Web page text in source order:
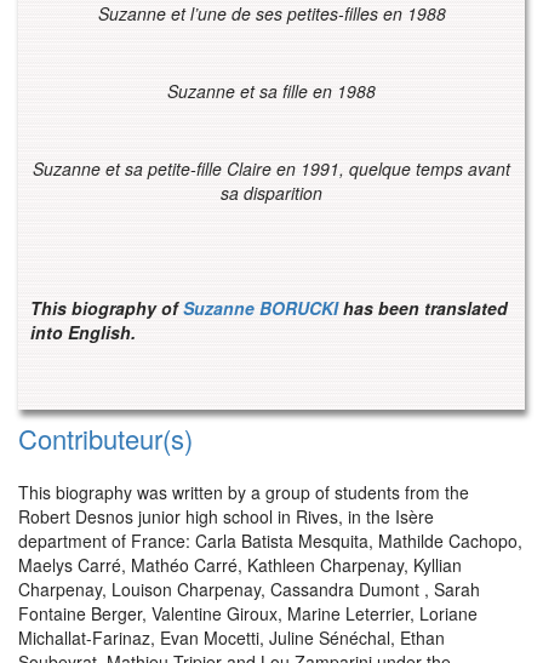
Suzanne et l’une de ses petites-filles en 1988
Suzanne et sa fille en 1988
Suzanne et sa petite-fille Claire en 1991, quelque temps avant
sa disparition
This biography ofSuzanne BORUCKIhas been translated
into English.
Contributeur(s)
This biography was written by a group of students from the
Robert Desnos junior high school in Rives, in the Isère
department of France: Carla Batista Mesquita, Mathilde Cachopo,
Maelys Carré, Mathéo Carré, Kathleen Charpenay, Kyllian
Charpenay, Louison Charpenay, Cassandra Dumont , Sarah
Fontaine Berger, Valentine Giroux, Marine Leterrier, Loriane
Michallat-Farinaz, Evan Mocetti, Juline Sénéchal, Ethan